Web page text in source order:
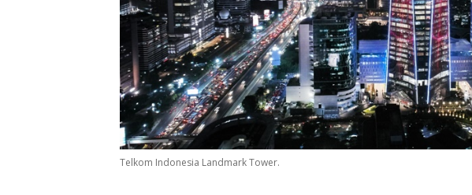
Telkom Indonesia Landmark Tower.